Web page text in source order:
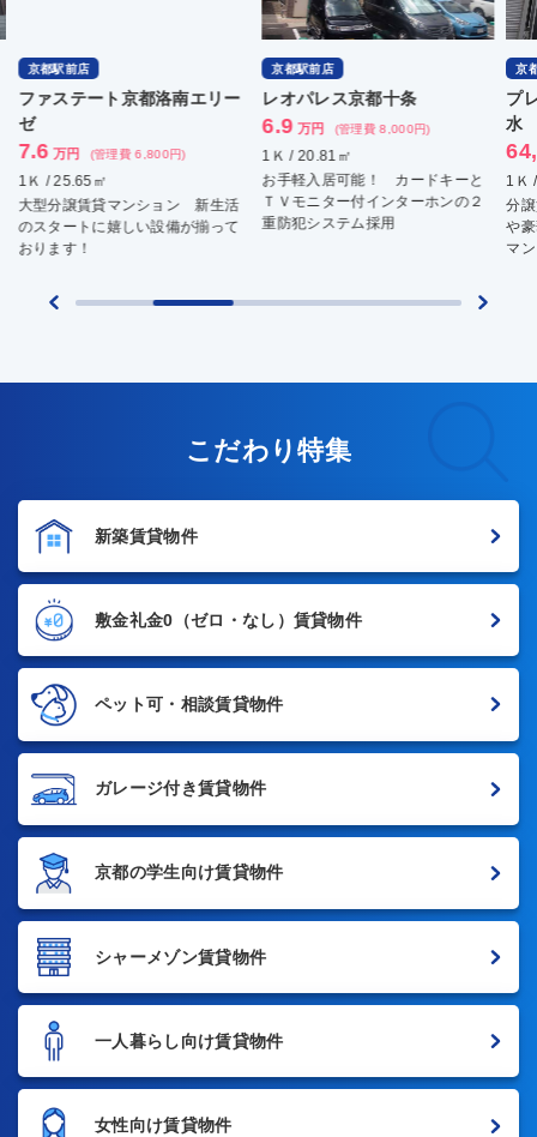
京都駅前店
ファステート京都洛南エリー
ゼ
7.6 万円 (管理費 6,800円)
1Ｋ / 25.65㎡
大型分譲賃貸マンション 新生活
のスタートに嬉しい設備が揃って
おります！
京都駅前店
レオパレス京都十条
6.9 万円 (管理費 8,000円)
1Ｋ / 20.81㎡
お手軽入居可能！ カードキーと
ＴＶモニター付インターホンの２
重防犯システム採用
京
プ
水
1Ｋ
分
や
マ
こだわり特集
新築賃貸物件
敷金礼金0 （ゼロ・なし）賃貸物件
ペット可・相談賃貸物件
ガレージ付き賃貸物件
京都の学生向け賃貸物件
シャーメゾン賃貸物件
一人暮らし向け賃貸物件
女性向け賃貸物件